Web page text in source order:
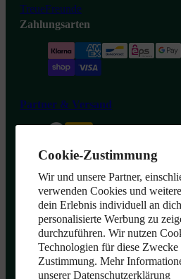
Cookie-Zustimmung
Wir und unsere Partner,
verwenden Cookies und
dein Erlebnis individuell an
personalisierte Werbung zu
durchzuführen. Wir nutzen
Technologien für diese
Zustimmung. Mehr
unsererDatenschutzerklärung
TreueFreunde
Zahlungsarten
Partner & Versand
Widerrufsformular
Achterhof